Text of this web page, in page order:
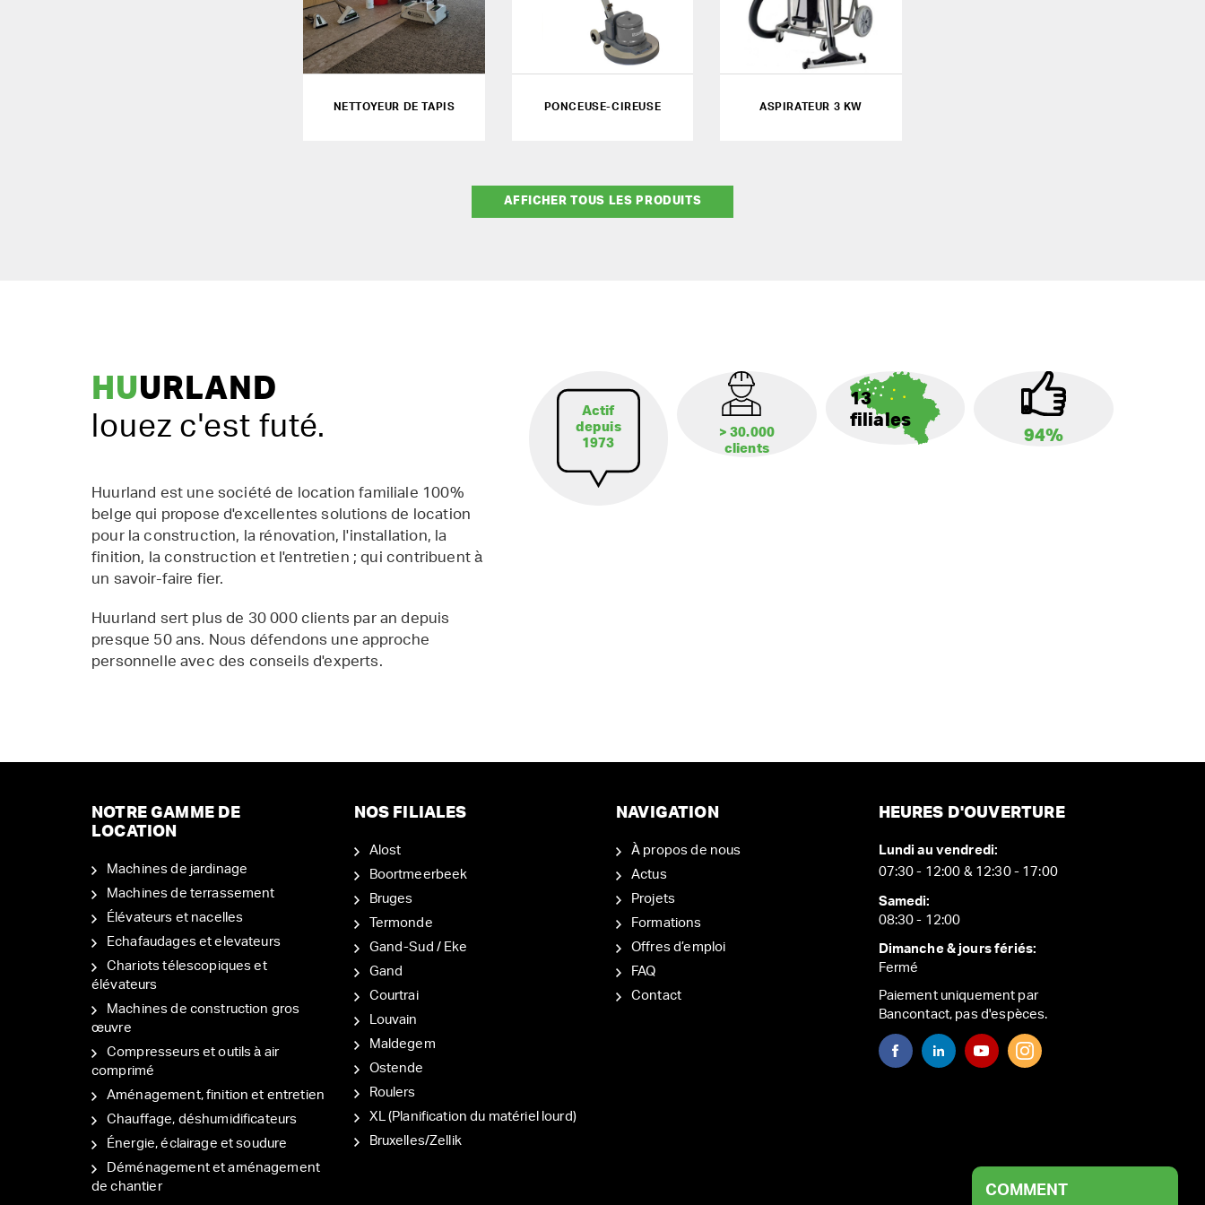
NETTOYEUR DE TAPIS PONCEUSE-CIREUSE ASPIRATEUR 3 KW
AFFICHER TOUS LES PRODUITS
HUURLAND
louez c'est futé.
Huurland est une société de location familiale 100%
belge qui propose d'excellentes solutions de location
pour la construction, la rénovation, l'installation, la
finition, la construction et l'entretien ; qui contribuent à
un savoir-faire fier.
Huurland sert plus de 30 000 clients par an depuis
presque 50 ans. Nous défendons une approche
personnelle avec des conseils d'experts.
Actif
depuis
1973
> 30.000
clients
13
filiales
94%
NOTRE GAMME DE
LOCATION
Machines de jardinage
Machines de terrassement
Élévateurs et nacelles
Echafaudages et elevateurs
Chariots télescopiques et
élévateurs
Machines de construction gros
œuvre
Compresseurs et outils à air
comprimé
Aménagement, finition et entretien
Chauffage, déshumidificateurs
Énergie, éclairage et soudure
Déménagement et aménagement
de chantier
NOS FILIALES
Alost
Boortmeerbeek
Bruges
Termonde
Gand-Sud / Eke
Gand
Courtrai
Louvain
Maldegem
Ostende
Roulers
XL (Planification du matériel lourd)
Bruxelles/Zellik
NAVIGATION
À propos de nous
Actus
Projets
Formations
Offres d’emploi
FAQ
Contact
HEURES D'OUVERTURE
Lundi au vendredi:
07:30 - 12:00 & 12:30 - 17:00
Samedi:
08:30 - 12:00
Dimanche & jours fériés:
Fermé
Paiement uniquement par
Bancontact, pas d'espèces.
COMMENT